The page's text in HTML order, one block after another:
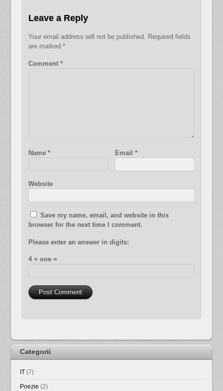
Leave a Reply
Your email address will not be published. Required fields
are marked*
Comment*
Name* Email *
Website
Save my name, email, and website in this
browser for the next time I comment.
Please enter an answer in digits:
4 + one =
Categorii
IT (7)
Poezie (2)